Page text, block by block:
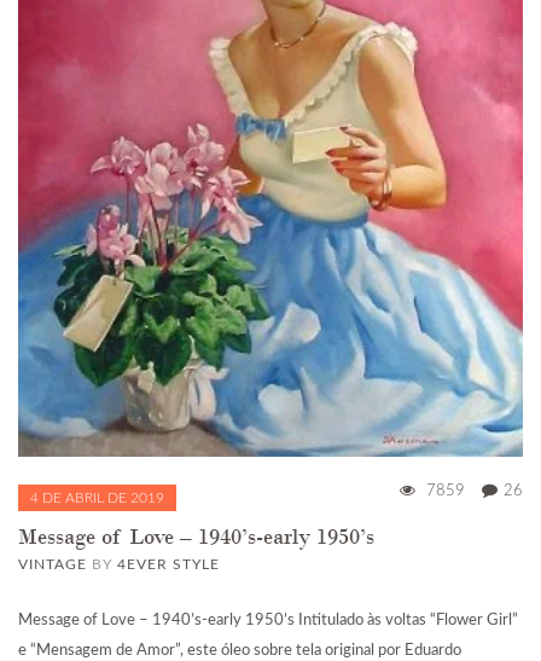
4 DE ABRIL DE 2019 7859 26
Message of Love – 1940’s-early 1950’s
VINTAGE BY 4EVER STYLE
Message of Love – 1940’s-early 1950’s Intitulado às voltas “Flower Girl”
e “Mensagem de Amor”, este óleo sobre tela original por Eduardo